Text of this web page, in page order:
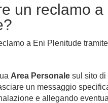
un reclamo a
a Eni Plenitude
Area Personale sul sito di
un messaggio
e allegando